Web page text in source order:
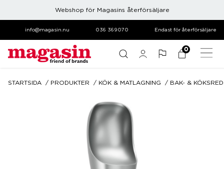
Webshop för Magasins återförsäljare
info@magasin.nu 036 369070 Endast för återförsäljare
0
STARTSIDA PRODUKTER KÖK & MATLAGNING BAK- &